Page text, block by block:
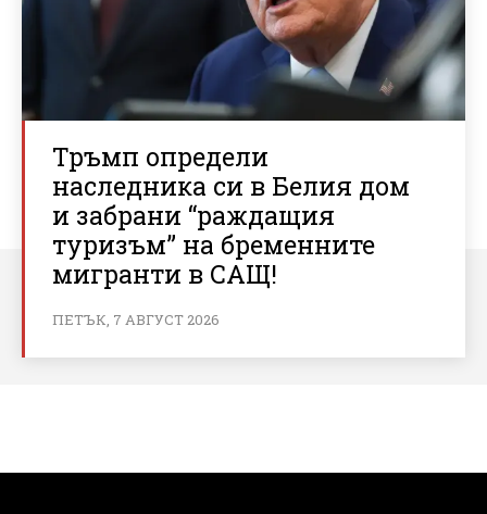
Тръмп определи
наследника си в Белия дом
и забрани “раждащия
туризъм” на бременните
мигранти в САЩ!
ПЕТЪК, 7 АВГУСТ 2026